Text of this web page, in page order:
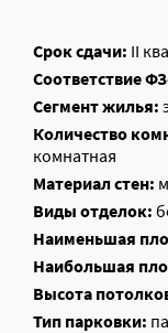
Срок сдачи: II
Соответствие
Сегмент жилья:
Количество
комнатная
Материал стен:
Виды отделок:
Наименьшая
Наибольшая
Высота
Тип парковки: